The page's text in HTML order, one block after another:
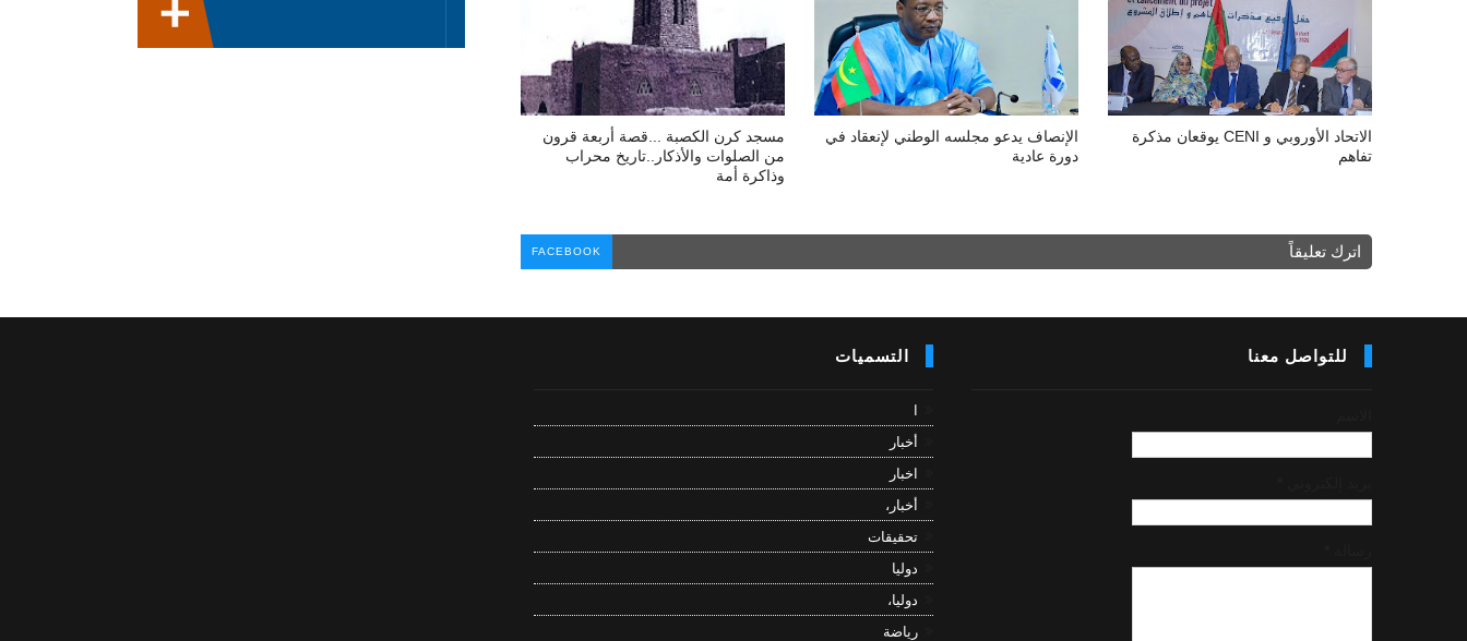
الاتحاد الأوروبي و CENI يوقعان مذكرة
تفاهم
الإنصاف يدعو مجلسه الوطني لإنعقاد في
دورة عادية
مسجد كرن الكصبة ...قصة أربعة قرون
من الصلوات والأذكار..تاريخ محراب
وذاكرة أمة
اترك تعليقاً FACEBOOK
للتواصل معنا التسميات
أخبار
اخبار
أخبار،
تحقيقات
دوليا
دوليا،
رياضة